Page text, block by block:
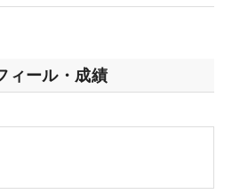
たかった」と悔しがる。対
今週アプローチがいいので勝
福岡での最終日は45位タイか
ィール・成績